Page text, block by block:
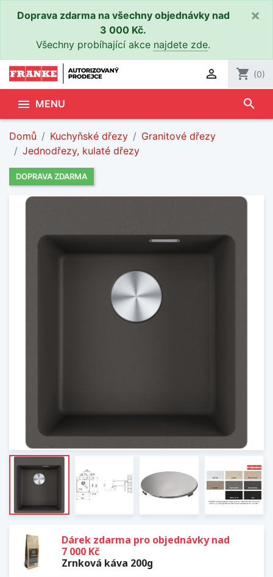
Doprava zdarma na všechny objednávky nad
3 000 Kč.
Všechny probíhající akce najdete zde.
×
 shopping_cart (0)
 MENU search
Domů Kuchyňské dřezy
Granitové dřezy
Jednodřezy, kulaté dřezy
DOPRAVA ZDARMA
Dárek zdarma pro objednávky nad
7 000 Kč
Zrnková káva 200g